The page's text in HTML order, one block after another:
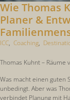
Wie Thomas
Planer &
ICC, Coaching,
Thomas Kuhnt –
Was macht einen guten
unbedingt. Aber was
verbindet Planung mit